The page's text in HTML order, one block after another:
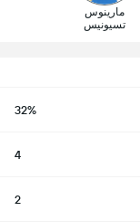
مارينوس
تسيونيس
32%
4
2